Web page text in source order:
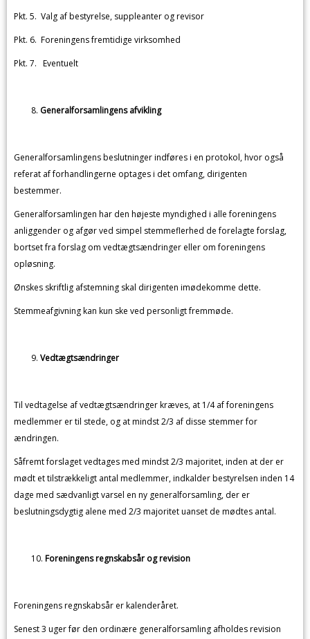
Pkt. 5. Valg af bestyrelse, suppleanter og revisor
Pkt. 6. Foreningens fremtidige virksomhed
Pkt. 7. Eventuelt
Generalforsamlingens afvikling
Generalforsamlingens beslutninger indføres i en protokol, hvor også
referat af forhandlingerne optages i det omfang, dirigenten
bestemmer.
Generalforsamlingen har den højeste myndighed i alle foreningens
anliggender og afgør ved simpel stemmeflerhed de forelagte forslag,
bortset fra forslag om vedtægtsændringer eller om foreningens
opløsning.
Ønskes skriftlig afstemning skal dirigenten imødekomme dette.
Stemmeafgivning kan kun ske ved personligt fremmøde.
Vedtægtsændringer
Til vedtagelse af vedtægtsændringer kræves, at 1/4 af foreningens
medlemmer er til stede, og at mindst 2/3 af disse stemmer for
ændringen.
Såfremt forslaget vedtages med mindst 2/3 majoritet, inden at der er
mødt et tilstrækkeligt antal medlemmer, indkalder bestyrelsen inden 14
dage med sædvanligt varsel en ny generalforsamling, der er
beslutningsdygtig alene med 2/3 majoritet uanset de mødtes antal.
Foreningens regnskabsår og revision
Foreningens regnskabsår er kalenderåret.
Senest 3 uger før den ordinære generalforsamling afholdes revision